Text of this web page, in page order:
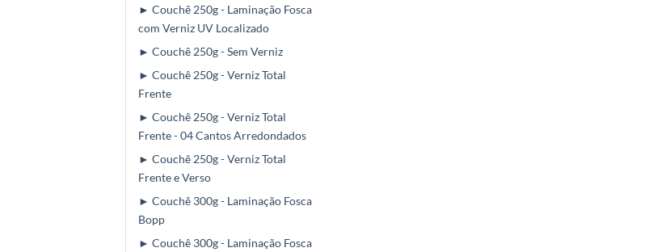
► Couchê 250g - Laminação Fosca
com Verniz UV Localizado
► Couchê 250g - Sem Verniz
► Couchê 250g - Verniz Total
Frente
► Couchê 250g - Verniz Total
Frente - 04 Cantos Arredondados
► Couchê 250g - Verniz Total
Frente e Verso
► Couchê 300g - Laminação Fosca
Bopp
► Couchê 300g - Laminação Fosca